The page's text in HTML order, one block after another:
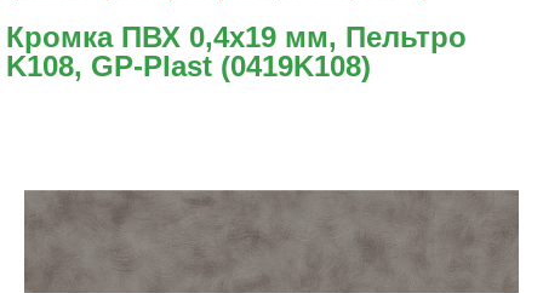
Кромка ПВХ 0,4x19 мм, Пельтро
K108, GP-Plast (0419K108)